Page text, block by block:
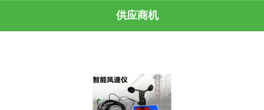
供应商机